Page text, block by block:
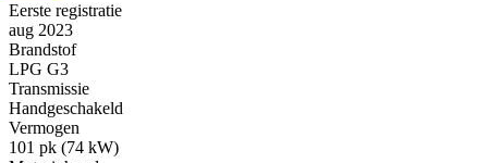
Eerste registratie
aug 2023
Brandstof
LPG G3
Transmissie
Handgeschakeld
Vermogen
101 pk (74 kW)